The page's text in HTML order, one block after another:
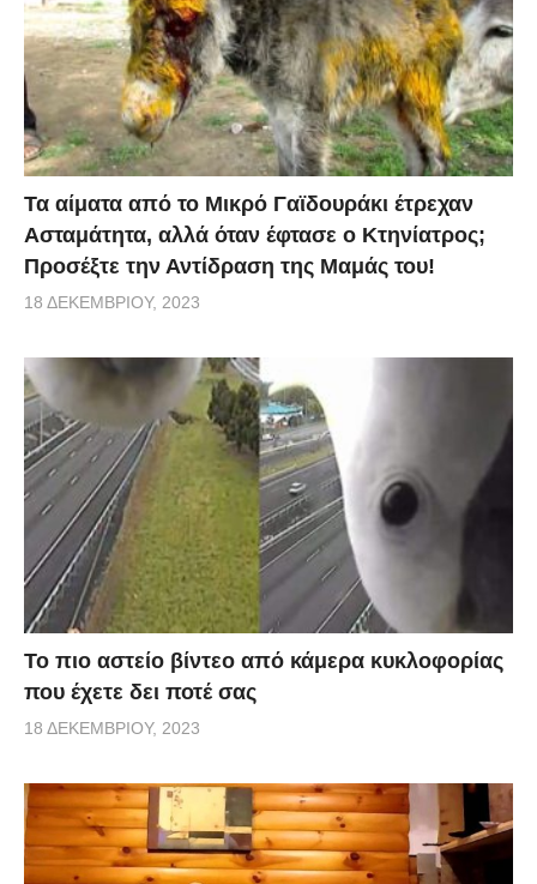
Τα αίματα από το Μικρό Γαϊδουράκι έτρεχαν
Ασταμάτητα, αλλά όταν έφτασε ο Κτηνίατρος;
Προσέξτε την Αντίδραση της Μαμάς του!
18 ΔΕΚΕΜΒΡΊΟΥ, 2023
Το πιο αστείο βίντεο από κάμερα κυκλοφορίας
που έχετε δει ποτέ σας
18 ΔΕΚΕΜΒΡΊΟΥ, 2023